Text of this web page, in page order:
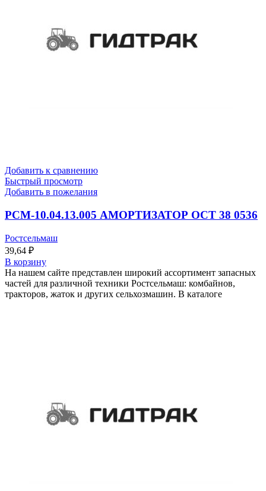
Добавить к сравнению
Быстрый просмотр
Добавить в пожелания
РСМ-10.04.13.005 АМОРТИЗАТОР ОСТ 38 0536
Ростсельмаш
39,64 ₽
В корзину
На нашем сайте представлен широкий ассортимент запасных
частей для различной техники Ростсельмаш: комбайнов,
тракторов, жаток и других сельхозмашин. В каталоге